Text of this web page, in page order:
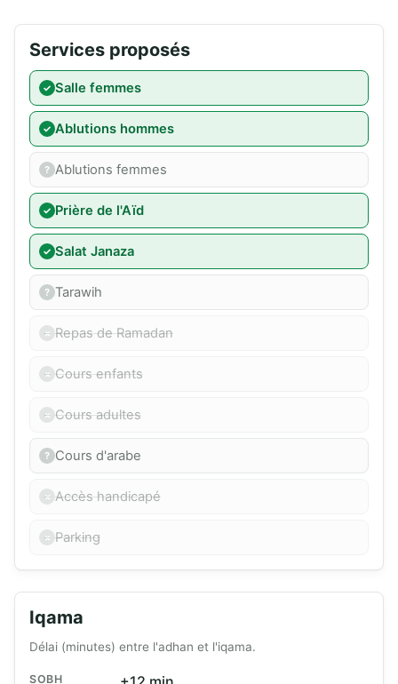
Services proposés
Salle femmes
Ablutions hommes
Ablutions femmes
Prière de l'Aïd
Salat Janaza
Tarawih
Repas de Ramadan
Cours enfants
Cours adultes
Cours d'arabe
Accès handicapé
Parking
Iqama
Délai (minutes) entre l'adhan et l'iqama.
SOBH